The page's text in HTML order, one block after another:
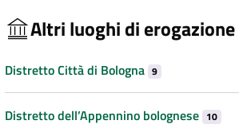
Altri luoghi di erogazione
Distretto Città di Bologna 9
Distretto dell’Appennino bolognese 10